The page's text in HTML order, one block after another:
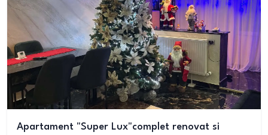
Apartament "Super Lux"complet renovat si